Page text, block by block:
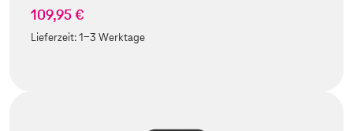
109,95 €
Lieferzeit:1-3 Werktage